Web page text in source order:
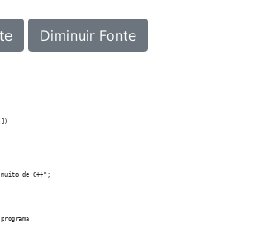
Diminuir Fonte
de C++";